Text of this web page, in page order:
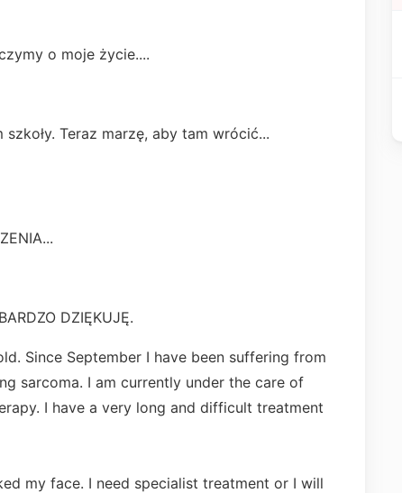
o moje życie....
szkoły. Teraz marzę, aby tam wrócić...
DZIĘKUJĘ.
Since September I have been suffering from
sarcoma. I am currently under the care of
I have a very long and difficult treatment
my face. I need specialist treatment or I will